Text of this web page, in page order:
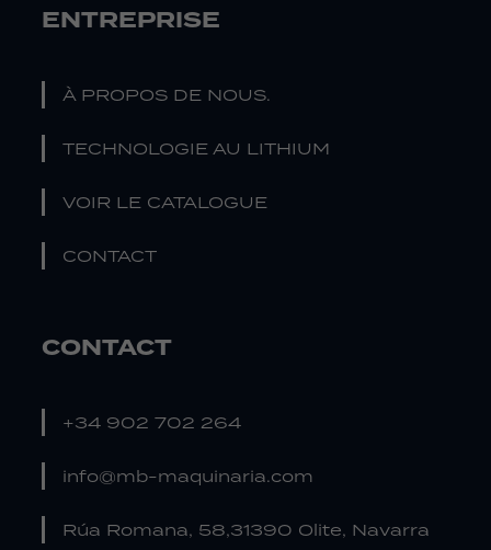
ENTREPRISE
À PROPOS DE NOUS.
TECHNOLOGIE AU LITHIUM
VOIR LE CATALOGUE
CONTACT
CONTACT
+34 902 702 264
info@mb-maquinaria.com
Rúa Romana, 58,31390 Olite, Navarra